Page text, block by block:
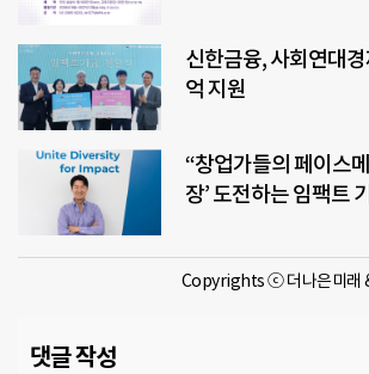
신한금융, 사회연대
억 지원
“창업가들의 페이스
장’ 도전하는 임팩트
Copyrights ⓒ 더나은미
댓글 작성